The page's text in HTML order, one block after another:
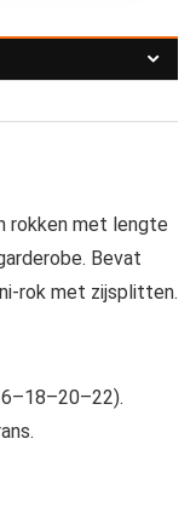
rokken met lengte
Bevat
rok met zijsplitten.